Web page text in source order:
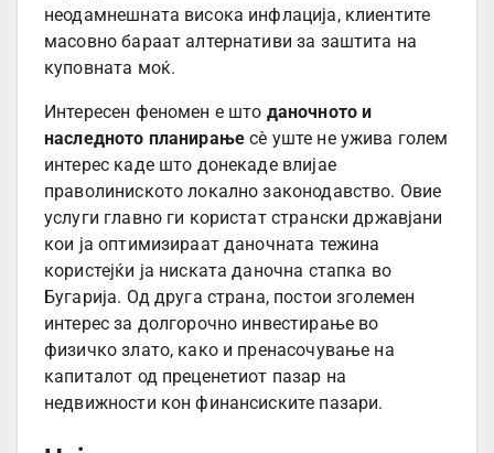
неодамнешната висока инфлација, клиентите
масовно бараат алтернативи за заштита на
куповната моќ.
Интересен феномен е што даночното и
наследното планирање сè уште не ужива голем
интерес каде што донекаде влијае
праволиниското локално законодавство. Овие
услуги главно ги користат странски државјани
кои ја оптимизираат даночната тежина
користејќи ја ниската даночна стапка во
Бугарија. Од друга страна, постои зголемен
интерес за долгорочно инвестирање во
физичко злато, како и пренасочување на
капиталот од преценетиот пазар на
недвижности кон финансиските пазари.